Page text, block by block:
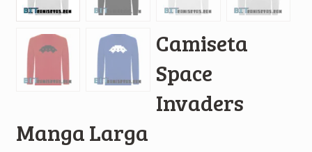
Camiseta
Space
Invaders
Manga Larga